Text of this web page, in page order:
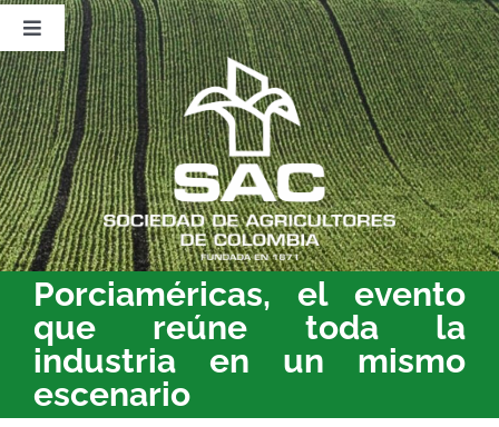
Saltar
contenido
Toggle
Navigation
Nosotros
Publicaciones
Sala de Prensa
Eventos
Porciaméricas, el evento
que reúne toda la
industria en un mismo
escenario